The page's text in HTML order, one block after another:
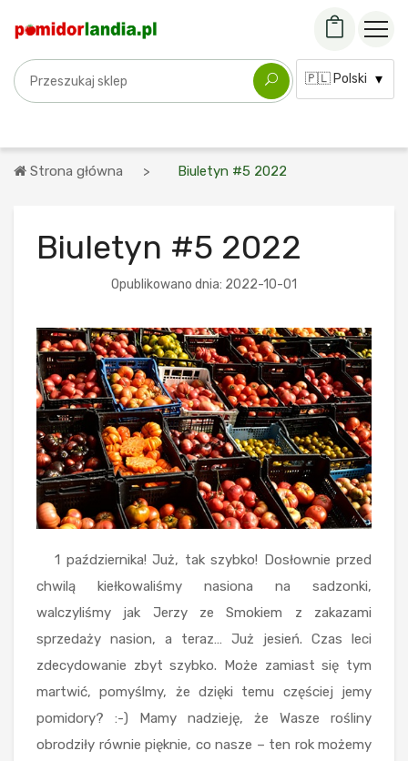
Język:
Szukaj odmiany
Strona główna Biuletyn #5 2022
Biuletyn #5 2022
Opublikowano dnia: 2022-10-01
1 października! Już, tak szybko! Dosłownie przed
chwilą kiełkowaliśmy nasiona na sadzonki,
walczyliśmy jak Jerzy ze Smokiem z zakazami
sprzedaży nasion, a teraz… Już jesień. Czas leci
zdecydowanie zbyt szybko. Może zamiast się tym
martwić, pomyślmy, że dzięki temu częściej jemy
pomidory? :-) Mamy nadzieję, że Wasze rośliny
obrodziły równie pięknie, co nasze – ten rok możemy